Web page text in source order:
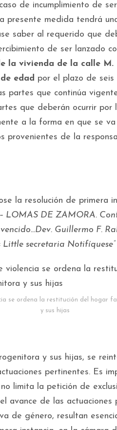
de incumplimiento de
presente medida tendrá
saber al requerido que
de ser lanzado
la vivienda de la calle M.
edad por el plazo de
partes que continúa
que deberán ocurrir
a la forma en que se
provenientes de la
la resolución de primera
DE ZAMORA.
Guillermo F.
secretaria Notifíquese”
se ordena la restitución del hogar
y sus hijas
y sus hijas, se
pertinentes. Es
limita la petición de
avance de las actuaciones
de género, resultan